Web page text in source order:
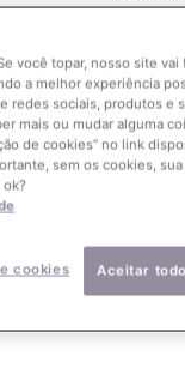
ou10x de
você topar, nosso site
a melhor experiência
redes sociais, produtos e
mais ou mudar alguma
de cookies” no link
sem os cookies,
cookies Aceitar